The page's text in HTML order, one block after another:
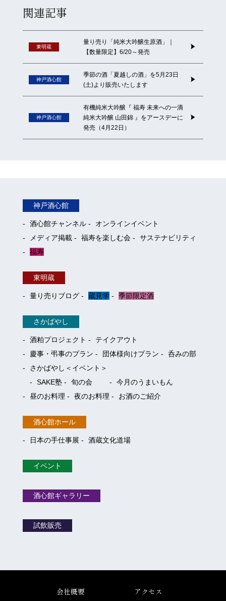
関連記事
東明蔵
量り売り「純米大吟醸生原酒」｜
【数量限定】6/20～発売
神戸酒心館
季節の酒「夏越しの酒」を5月23日
(土)より販売いたします
神戸酒心館
有機純米大吟醸『 福寿 未来への一滴
純米大吟醸 山田錦 』をアースデーに
発売（4月22日）
神戸酒心館
酒心館チャンネル
オンラインイベント
メディア掲載
福寿を楽しむ会
サステナビリティ
福寿
東明蔵
量り売りブログ 蔵見学 季節限定酒
さかばやし
酒粕プロジェクト
テイクアウト
慶事・弔事のプラン
団体様向けプラン
呑みの部
さかばやし＜イベント＞
SAKE塾
旬の会
今月のうまいもん
昼のお料理
夜のお料理 お酒のご紹介
酒心館ホール
日本の手仕事展 酒蔵文化道場
イベント
酒心館ギャラリー
試飲販売
会社概要
アクセス